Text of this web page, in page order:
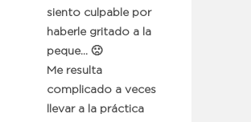
siento culpable por
haberle gritado a la
peque… 🙁
Me resulta
complicado a veces
llevar a la práctica